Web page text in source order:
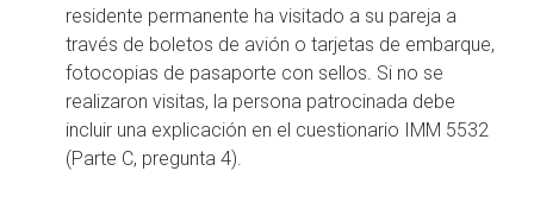
residente permanente ha visitado a su pareja a
través de boletos de avión o tarjetas de embarque,
fotocopias de pasaporte con sellos. Si no se
realizaron visitas, la persona patrocinada debe
incluir una explicación en el cuestionario IMM 5532
(Parte C, pregunta 4).